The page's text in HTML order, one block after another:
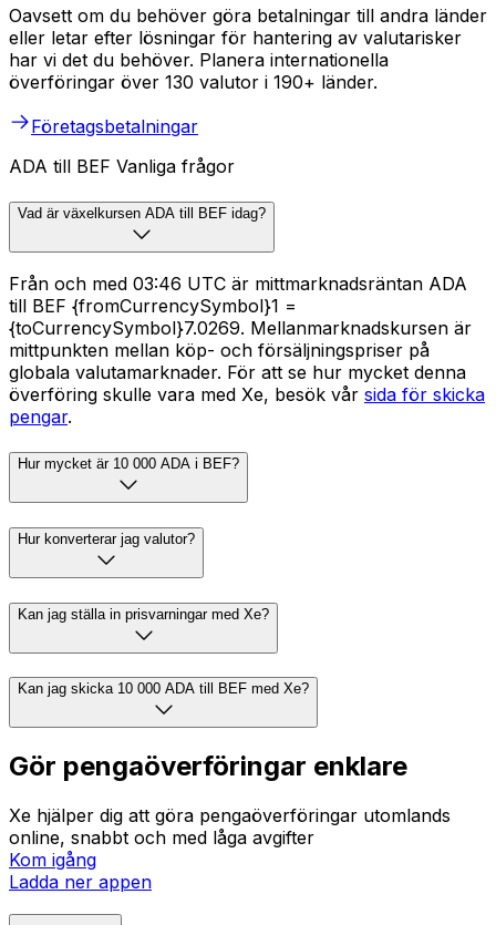
Oavsett om du behöver göra betalningar till andra länder
eller letar efter lösningar för hantering av valutarisker
har vi det du behöver. Planera internationella
överföringar över 130 valutor i 190+ länder.
Företagsbetalningar
ADA till BEF Vanliga frågor
Vad är växelkursen ADA till BEF idag?
Från och med 03:46 UTC är mittmarknadsräntan ADA
till BEF {fromCurrencySymbol}1 =
{toCurrencySymbol}7.0269. Mellanmarknadskursen är
mittpunkten mellan köp- och försäljningspriser på
globala valutamarknader. För att se hur mycket denna
överföring skulle vara med Xe, besök vår sida för skicka
pengar.
Hur mycket är 10 000 ADA i BEF?
Hur konverterar jag valutor?
Kan jag ställa in prisvarningar med Xe?
Kan jag skicka 10 000 ADA till BEF med Xe?
Gör pengaöverföringar enklare
Xe hjälper dig att göra pengaöverföringar utomlands
online, snabbt och med låga avgifter
Kom igång
Ladda ner appen